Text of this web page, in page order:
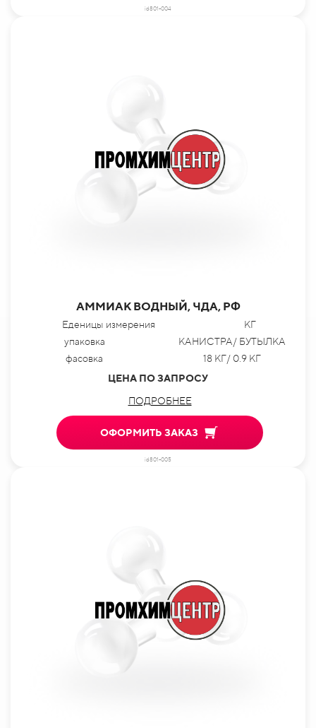
id801-004
АММИАК ВОДНЫЙ, ЧДА, РФ
Еденицы измерения
КГ
упаковка
КАНИСТРА/ БУТЫЛКА
фасовка
18 КГ/ 0.9 КГ
ЦЕНА ПО ЗАПРОСУ
ПОДРОБНЕЕ
ОФОРМИТЬ ЗАКАЗ
id801-005